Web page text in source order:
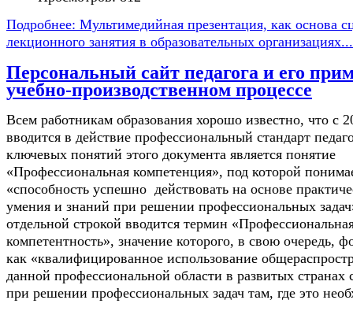
Подробнее: Мультимедийная презентация, как основа
лекционного занятия в образовательных организациях...
Персональный сайт педагога и его
учебно-производственном процессе
Всем работникам образования хорошо известно, что с
вводится в действие профессиональный стандарт
ключевых понятий этого документа является понятие
«Профессиональная компетенция», под которой
«способность успешно действовать на основе
умения и знаний при решении профессиональных
отдельной строкой вводится термин
компетентность», значение которого, в свою очередь,
как «квалифицированное использование
данной профессиональной области в развитых
при решении профессиональных задач там, где это